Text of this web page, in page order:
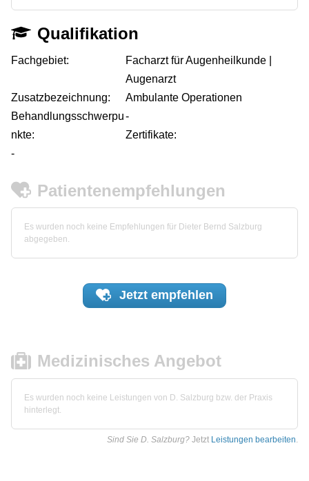
Qualifikation
Fachgebiet:
Facharzt für Augenheilkunde |
Augenarzt
Zusatzbezeichnung:
Ambulante Operationen
Behandlungsschwerpu
nkte:
-
Zertifikate:
-
Patientenempfehlungen
Es wurden noch keine Empfehlungen für Dieter Bernd Salzburg
abgegeben.
Jetzt empfehlen
Medizinisches Angebot
Es wurden noch keine Leistungen von D. Salzburg bzw. der Praxis
hinterlegt.
Sind Sie D. Salzburg? Jetzt Leistungen bearbeiten.